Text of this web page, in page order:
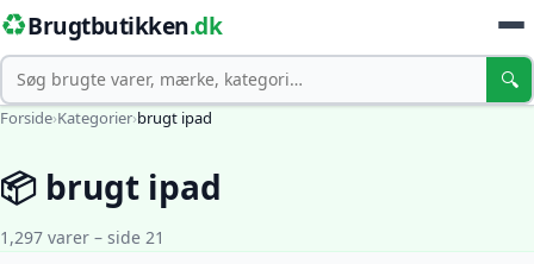
♻️Brugtbutikken.dk
Søg 🔍
Forside›Kategorier›brugt ipad
📦 brugt ipad
1,297 varer – side 21